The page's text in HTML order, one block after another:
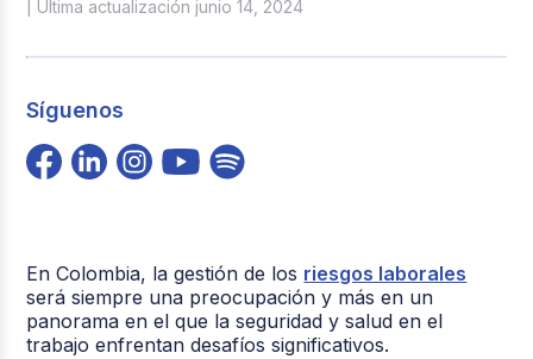
| Última actualización junio 14, 2024
Síguenos
En Colombia, la gestión de los riesgos laborales
será siempre una preocupación y más en un
panorama en el que la seguridad y salud en el
trabajo enfrentan desafíos significativos.